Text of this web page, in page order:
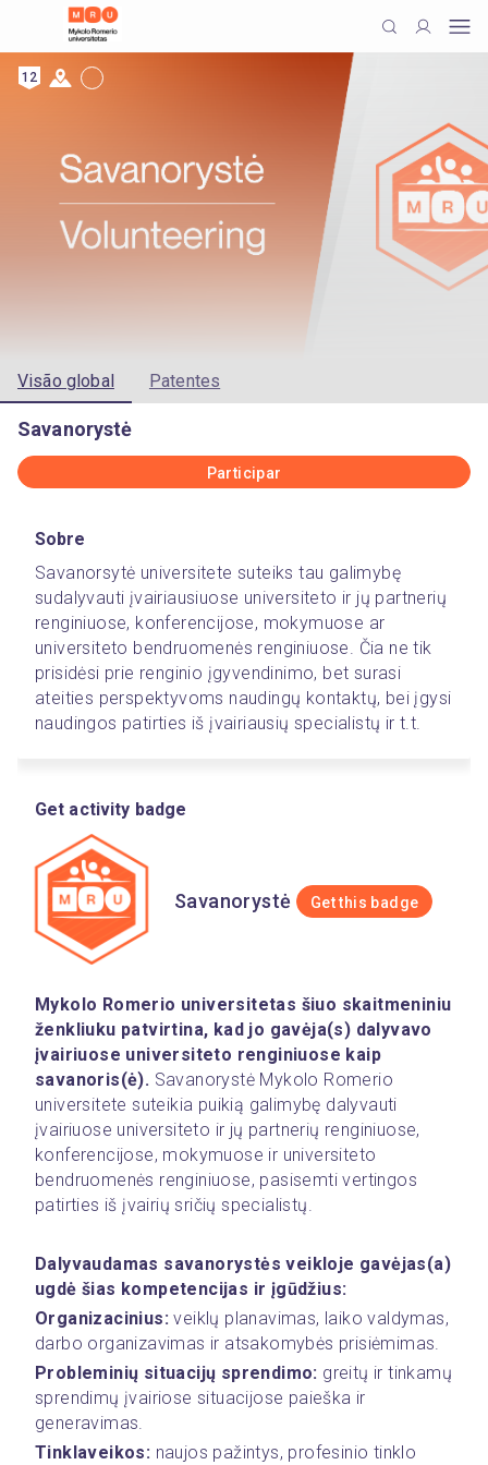
12
Visão global Patentes
Savanorystė
Participar
Sobre
Savanorsytė universitete suteiks tau galimybę
sudalyvauti įvairiausiuose universiteto ir jų partnerių
renginiuose, konferencijose, mokymuose ar
universiteto bendruomenės renginiuose. Čia ne tik
prisidėsi prie renginio įgyvendinimo, bet surasi
ateities perspektyvoms naudingų kontaktų, bei įgysi
naudingos patirties iš įvairiausių specialistų ir t.t.
Get activity badge
Savanorystė Get this badge
Mykolo Romerio universitetas šiuo skaitmeniniu
ženkliuku patvirtina, kad jo gavėja(s) dalyvavo
įvairiuose universiteto renginiuose kaip
savanoris(ė). Savanorystė Mykolo Romerio
universitete suteikia puikią galimybę dalyvauti
įvairiuose universiteto ir jų partnerių renginiuose,
konferencijose, mokymuose ir universiteto
bendruomenės renginiuose, pasisemti vertingos
patirties iš įvairių sričių specialistų.
Dalyvaudamas savanorystės veikloje gavėjas(a)
ugdė šias kompetencijas ir įgūdžius:
Organizacinius: veiklų planavimas, laiko valdymas,
darbo organizavimas ir atsakomybės prisiėmimas.
Probleminių situacijų sprendimo: greitų ir tinkamų
sprendimų įvairiose situacijose paieška ir
generavimas.
Tinklaveikos: naujos pažintys, profesinio tinklo